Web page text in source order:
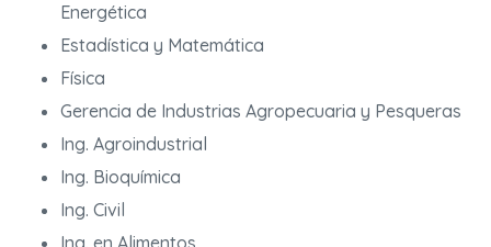
Energética
Estadística y Matemática
Física
Gerencia de Industrias Agropecuaria y Pesqueras
Ing. Agroindustrial
Ing. Bioquímica
Ing. Civil